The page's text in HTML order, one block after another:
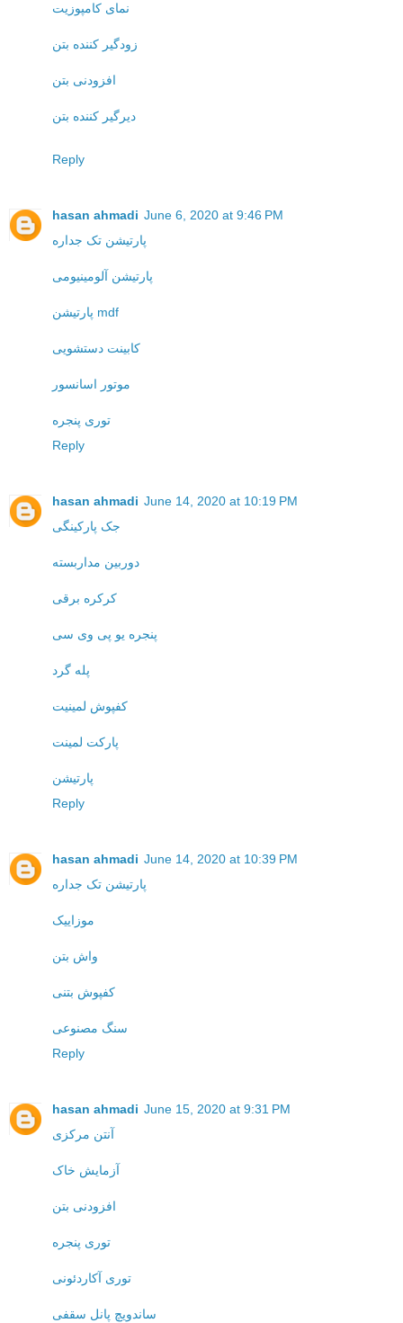
نمای کامپوزیت
زودگیر کننده بتن
افزودنی بتن
دیرگیر کننده بتن
Reply
hasan ahmadi June 6, 2020 at 9:46 PM
پارتیشن تک جداره
پارتیشن آلومینیومی
پارتیشن mdf
کابینت دستشویی
موتور اسانسور
توری پنجره
Reply
hasan ahmadi June 14, 2020 at 10:19 PM
جک پارکینگی
دوربین مداربسته
کرکره برقی
پنجره یو پی وی سی
پله گرد
کفپوش لمینیت
پارکت لمینت
پارتیشن
Reply
hasan ahmadi June 14, 2020 at 10:39 PM
پارتیشن تک جداره
موزاییک
واش بتن
کفپوش بتنی
سنگ مصنوعی
Reply
hasan ahmadi June 15, 2020 at 9:31 PM
آنتن مرکزی
آزمایش خاک
افزودنی بتن
توری پنجره
توری آکاردئونی
ساندویچ پانل سقفی